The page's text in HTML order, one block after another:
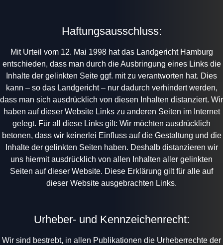
Haftungsausschluss:
Mit Urteil vom 12. Mai 1998 hat das Landgericht Hamburg
entschieden, dass man durch die Ausbringung eines Links die
Inhalte der gelinkten Seite ggf. mit zu verantworten hat. Dies
kann – so das Landgericht – nur dadurch verhindert werden,
dass man sich ausdrücklich von diesen Inhalten distanziert. Wir
haben auf dieser Website Links zu anderen Seiten im Internet
gelegt. Für all diese Links gilt: Wir möchten ausdrücklich
betonen, dass wir keinerlei Einfluss auf die Gestaltung und die
Inhalte der gelinkten Seiten haben. Deshalb distanzieren wir
uns hiermit ausdrücklich von allen Inhalten aller gelinkten
Seiten auf dieser Website. Diese Erklärung gilt für alle auf
dieser Website ausgebrachten Links.
Urheber- und Kennzeichenrecht:
Wir sind bestrebt, in allen Publikationen die Urheberrechte der